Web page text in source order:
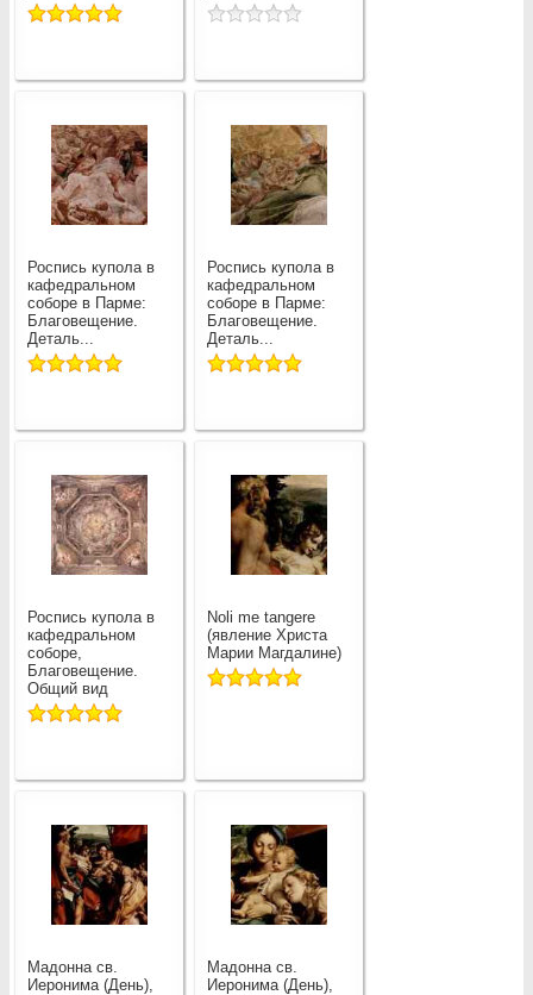
Роспись купола в
кафедральном
соборе в Парме:
Благовещение.
Деталь...
Роспись купола в
кафедральном
соборе в Парме:
Благовещение.
Деталь...
Роспись купола в
кафедральном
соборе,
Благовещение.
Общий вид
Noli me tangere
(явление Христа
Марии Магдалине)
Мадонна св.
Иеронима (День),
Мадонна св.
Иеронима (День),